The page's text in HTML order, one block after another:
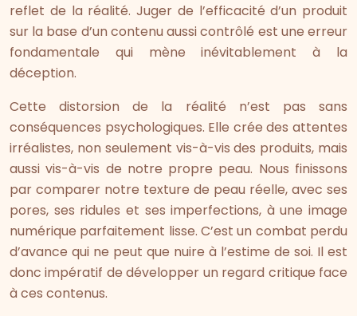
reflet de la réalité. Juger de l’efficacité d’un produit
sur la base d’un contenu aussi contrôlé est une erreur
fondamentale qui mène inévitablement à la
déception.
Cette distorsion de la réalité n’est pas sans
conséquences psychologiques. Elle crée des attentes
irréalistes, non seulement vis-à-vis des produits, mais
aussi vis-à-vis de notre propre peau. Nous finissons
par comparer notre texture de peau réelle, avec ses
pores, ses ridules et ses imperfections, à une image
numérique parfaitement lisse. C’est un combat perdu
d’avance qui ne peut que nuire à l’estime de soi. Il est
donc impératif de développer un regard critique face
à ces contenus.